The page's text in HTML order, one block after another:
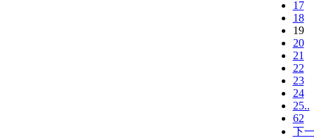
17
18
19
20
21
22
23
24
25..
62
下